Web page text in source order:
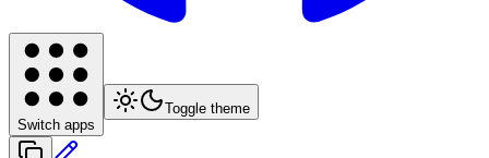
Switch apps
Toggle theme